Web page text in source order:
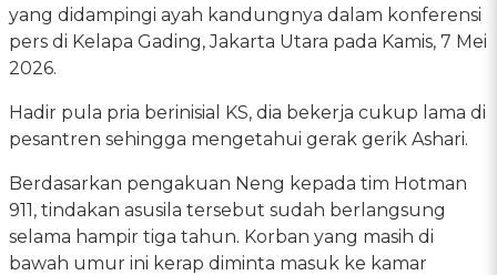
yang didampingi ayah kandungnya dalam konferensi
pers di Kelapa Gading, Jakarta Utara pada Kamis, 7 Mei
2026.
Hadir pula pria berinisial KS, dia bekerja cukup lama di
pesantren sehingga mengetahui gerak gerik Ashari.
Berdasarkan pengakuan Neng kepada tim Hotman
911, tindakan asusila tersebut sudah berlangsung
selama hampir tiga tahun. Korban yang masih di
bawah umur ini kerap diminta masuk ke kamar